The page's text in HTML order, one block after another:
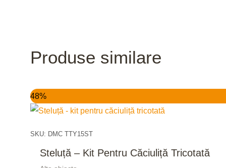
Produse similare
48%
SKU: DMC TTY15ST
Steluță – Kit Pentru Căciuliță Tricotată
inițial
a
curent
este: